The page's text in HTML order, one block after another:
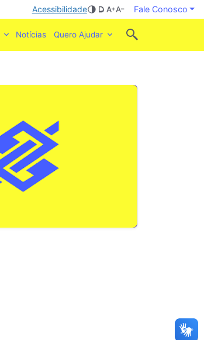
Acessibilidade Fale Conosco
Notícias Quero Ajudar